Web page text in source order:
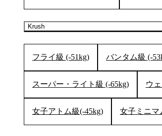
Krush
フライ級 (-51kg) バンタム級 (-
スーパー・ライト級 (-65kg) ウ
女子アトム級(-45kg) 女子ミニマ